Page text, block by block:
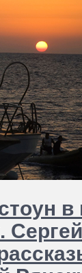
в
Сергей